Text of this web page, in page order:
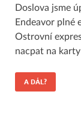
Doslova jsme
Endeavor plné
Ostrovní
nacpat na
A DÁL?